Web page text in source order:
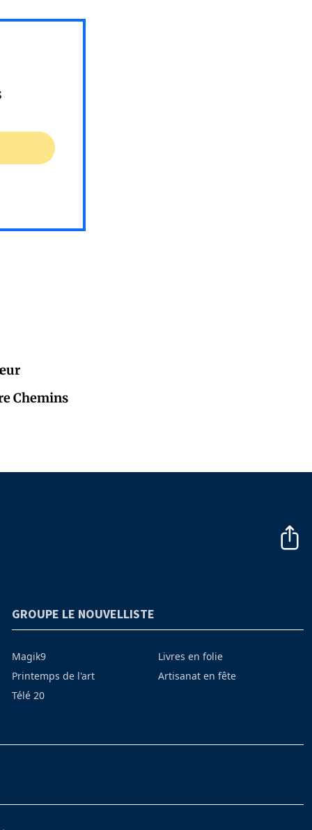
Chemins
GROUPE LE NOUVELLISTE
Magik9
Printemps de l'art
Télé 20
Livres en folie
Artisanat en fête